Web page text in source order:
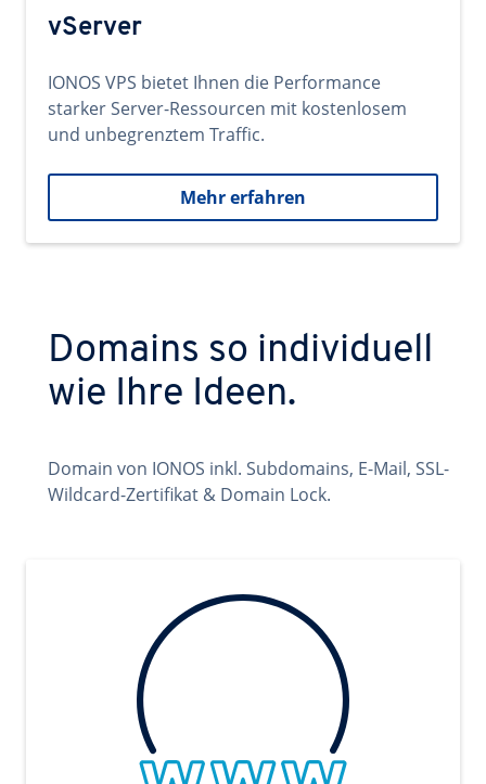
vServer
IONOS VPS bietet Ihnen die Performance
starker Server-Ressourcen mit kostenlosem
und unbegrenztem Traffic.
Mehr erfahren
Domains so individuell
wie Ihre Ideen.
Domain von IONOS inkl. Subdomains, E-Mail, SSL-
Wildcard-Zertifikat & Domain Lock.